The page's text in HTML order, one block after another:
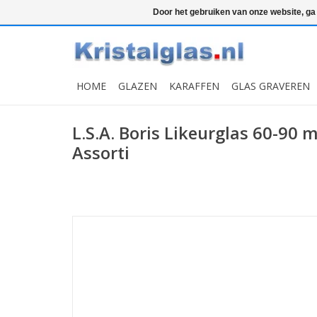
Snelle levering Graveren
HOME GLAZEN KARAFFEN GLAS GRAVEREN
L.S.A. Boris Likeurglas 60-90
Assorti
Door het gebruiken van onze website,